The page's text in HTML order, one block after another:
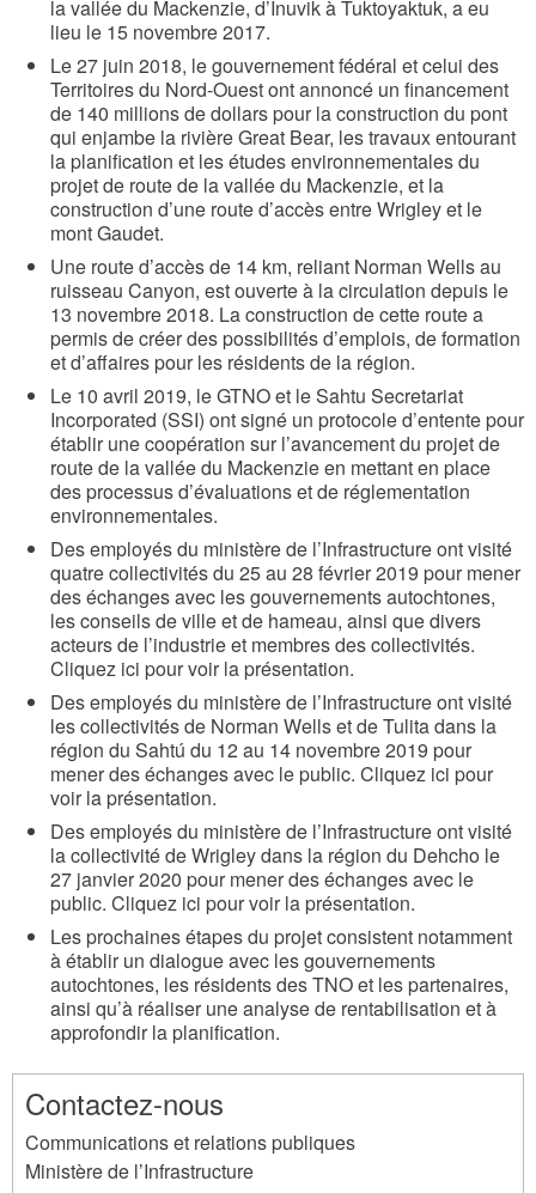
la vallée du Mackenzie, d’Inuvik à Tuktoyaktuk, a eu
lieu le 15 novembre 2017.
Le 27 juin 2018, le gouvernement fédéral et celui des
Territoires du Nord-Ouest ont annoncé un financement
de 140 millions de dollars pour la construction du pont
qui enjambe la rivière Great Bear, les travaux entourant
la planification et les études environnementales du
projet de route de la vallée du Mackenzie, et la
construction d’une route d’accès entre Wrigley et le
mont Gaudet.
Une route d’accès de 14 km, reliant Norman Wells au
ruisseau Canyon, est ouverte à la circulation depuis le
13 novembre 2018. La construction de cette route a
permis de créer des possibilités d’emplois, de formation
et d’affaires pour les résidents de la région.
Le 10 avril 2019, le GTNO et le Sahtu Secretariat
Incorporated (SSI) ont signé un protocole d’entente pour
établir une coopération sur l’avancement du projet de
route de la vallée du Mackenzie en mettant en place
des processus d’évaluations et de réglementation
environnementales.
Des employés du ministère de l’Infrastructure ont visité
quatre collectivités du 25 au 28 février 2019 pour mener
des échanges avec les gouvernements autochtones,
les conseils de ville et de hameau, ainsi que divers
acteurs de l’industrie et membres des collectivités.
Cliquez ici pour voir la présentation.
Des employés du ministère de l’Infrastructure ont visité
les collectivités de Norman Wells et de Tulita dans la
région du Sahtú du 12 au 14 novembre 2019 pour
mener des échanges avec le public. Cliquez ici pour
voir la présentation.
Des employés du ministère de l’Infrastructure ont visité
la collectivité de Wrigley dans la région du Dehcho le
27 janvier 2020 pour mener des échanges avec le
public. Cliquez ici pour voir la présentation.
Les prochaines étapes du projet consistent notamment
à établir un dialogue avec les gouvernements
autochtones, les résidents des TNO et les partenaires,
ainsi qu’à réaliser une analyse de rentabilisation et à
approfondir la planification.
Contactez-nous
Communications et relations publiques
Ministère de l’Infrastructure